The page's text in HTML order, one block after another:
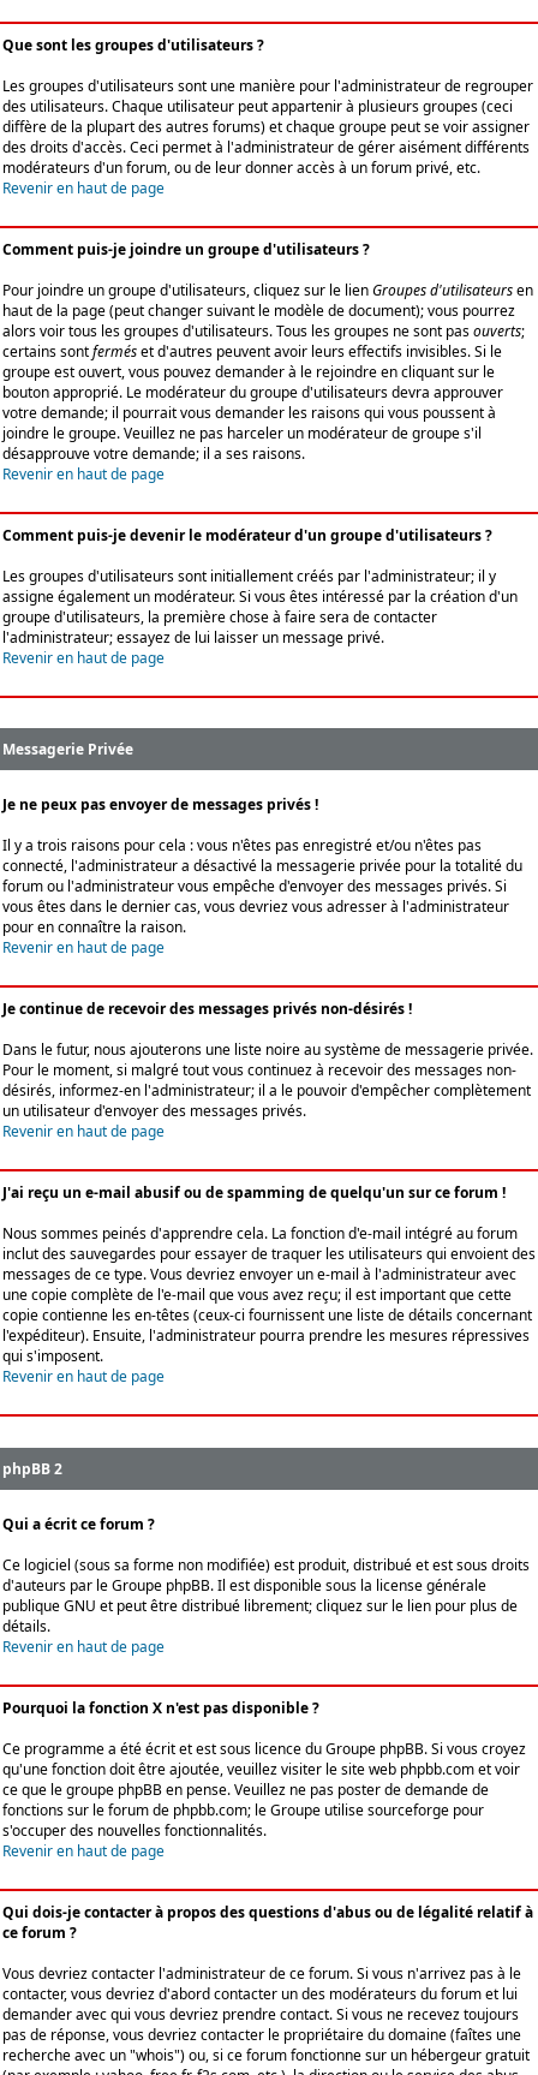
Que sont les groupes d'utilisateurs ?
Les groupes d'utilisateurs sont une manière pour l'administrateur de regrouper
des utilisateurs. Chaque utilisateur peut appartenir à plusieurs groupes (ceci
diffère de la plupart des autres forums) et chaque groupe peut se voir assigner
des droits d'accès. Ceci permet à l'administrateur de gérer aisément différents
modérateurs d'un forum, ou de leur donner accès à un forum privé, etc.
Revenir en haut de page
Comment puis-je joindre un groupe d'utilisateurs ?
Pour joindre un groupe d'utilisateurs, cliquez sur le lienGroupes d'utilisateursen
haut de la page (peut changer suivant le modèle de document); vous pourrez
alors voir tous les groupes d'utilisateurs. Tous les groupes ne sont pasouverts;
certains sontferméset d'autres peuvent avoir leurs effectifs invisibles. Si le
groupe est ouvert, vous pouvez demander à le rejoindre en cliquant sur le
bouton approprié. Le modérateur du groupe d'utilisateurs devra approuver
votre demande; il pourrait vous demander les raisons qui vous poussent à
joindre le groupe. Veuillez ne pas harceler un modérateur de groupe s'il
désapprouve votre demande; il a ses raisons.
Revenir en haut de page
Comment puis-je devenir le modérateur d'un groupe d'utilisateurs ?
Les groupes d'utilisateurs sont initiallement créés par l'administrateur; il y
assigne également un modérateur. Si vous êtes intéressé par la création d'un
groupe d'utilisateurs, la première chose à faire sera de contacter
l'administrateur; essayez de lui laisser un message privé.
Revenir en haut de page
Messagerie Privée
Je ne peux pas envoyer de messages privés !
Il y a trois raisons pour cela : vous n'êtes pas enregistré et/ou n'êtes pas
connecté, l'administrateur a désactivé la messagerie privée pour la totalité du
forum ou l'administrateur vous empêche d'envoyer des messages privés. Si
vous êtes dans le dernier cas, vous devriez vous adresser à l'administrateur
pour en connaître la raison.
Revenir en haut de page
Je continue de recevoir des messages privés non-désirés !
Dans le futur, nous ajouterons une liste noire au système de messagerie privée.
Pour le moment, si malgré tout vous continuez à recevoir des messages non-
désirés, informez-en l'administrateur; il a le pouvoir d'empêcher complètement
un utilisateur d'envoyer des messages privés.
Revenir en haut de page
J'ai reçu un e-mail abusif ou de spamming de quelqu'un sur ce forum !
Nous sommes peinés d'apprendre cela. La fonction d'e-mail intégré au forum
inclut des sauvegardes pour essayer de traquer les utilisateurs qui envoient des
messages de ce type. Vous devriez envoyer un e-mail à l'administrateur avec
une copie complète de l'e-mail que vous avez reçu; il est important que cette
copie contienne les en-têtes (ceux-ci fournissent une liste de détails concernant
l'expéditeur). Ensuite, l'administrateur pourra prendre les mesures répressives
qui s'imposent.
Revenir en haut de page
phpBB 2
Qui a écrit ce forum ?
Ce logiciel (sous sa forme non modifiée) est produit, distribué et est sous droits
d'auteurs par leGroupe phpBB. Il est disponible sous la license générale
publique GNU et peut être distribué librement; cliquez sur le lien pour plus de
détails.
Revenir en haut de page
Pourquoi la fonction X n'est pas disponible ?
Ce programme a été écrit et est sous licence du Groupe phpBB. Si vous croyez
qu'une fonction doit être ajoutée, veuillez visiter le site web phpbb.com et voir
ce que le groupe phpBB en pense. Veuillez ne pas poster de demande de
fonctions sur le forum de phpbb.com; le Groupe utilise sourceforge pour
s'occuper des nouvelles fonctionnalités.
Revenir en haut de page
Qui dois-je contacter à propos des questions d'abus ou de légalité relatif à
ce forum ?
Vous devriez contacter l'administrateur de ce forum. Si vous n'arrivez pas à le
contacter, vous devriez d'abord contacter un des modérateurs du forum et lui
demander avec qui vous devriez prendre contact. Si vous ne recevez toujours
pas de réponse, vous devriez contacter le propriétaire du domaine (faîtes une
recherche avec un "whois") ou, si ce forum fonctionne sur un hébergeur gratuit